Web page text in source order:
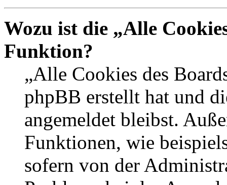
Wozu ist die „Alle
Funktion?
„Alle Cookies des
phpBB erstellt hat und
angemeldet bleibst.
Funktionen, wie
sofern von der